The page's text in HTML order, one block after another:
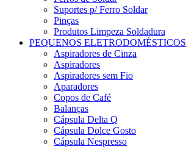
Suportes p/ Ferro Soldar
Pinças
Produtos Limpeza Soldadura
PEQUENOS ELETRODOMÉSTICOS
Aspiradores de Cinza
Aspiradores
Aspiradores sem Fio
Aparadores
Copos de Café
Balanças
Cápsula Delta Q
Cápsula Dolce Gosto
Cápsula Nespresso